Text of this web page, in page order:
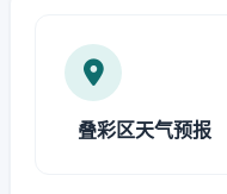
叠彩区天气预报